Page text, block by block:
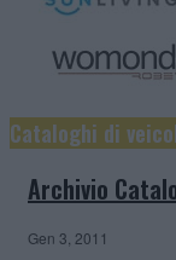
Cataloghi di
Archivio
Gen 3, 2011